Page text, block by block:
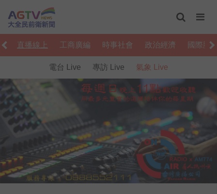
直播線上 工商廣編 時事社會 政治經濟 國際脈
電台 Live 專訪 Live 氣象 Live